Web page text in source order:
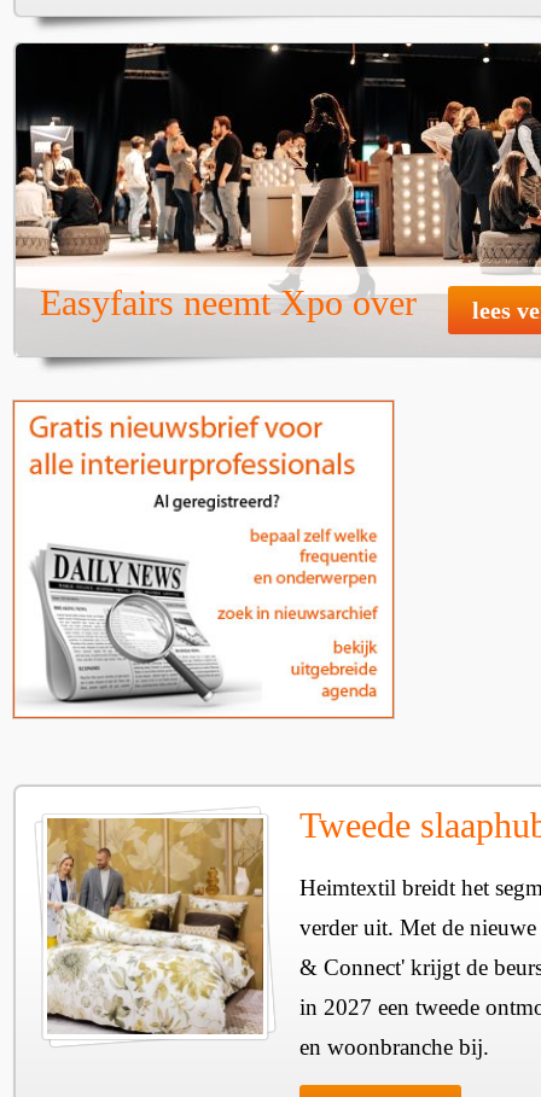
Easyfairs neemt Xpo over lees
Tweede
Heimtextil breidt het
verder uit. Met de
& Connect' krijgt de
in 2027 een tweede
en woonbranche bij.